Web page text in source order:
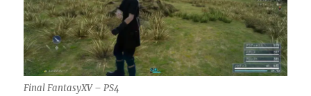
Final FantasyXV – PS4